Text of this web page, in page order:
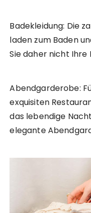
Badekleidung: Die
laden zum Baden
Sie daher nicht Ihre
Abendgarderobe:
exquisiten
das lebendige
elegante